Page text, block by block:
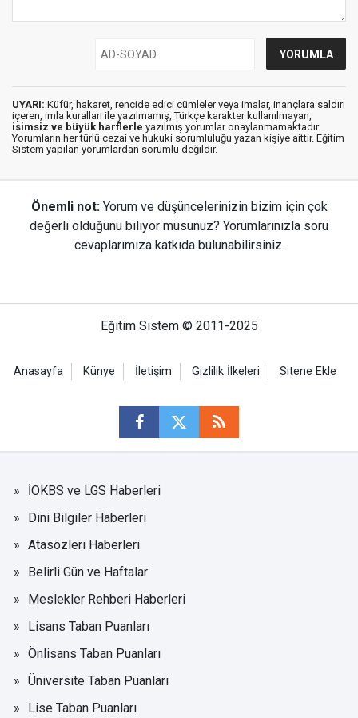
UYARI: Küfür, hakaret, rencide edici cümleler veya imalar, inançlara saldırı
içeren, imla kuralları ile yazılmamış, Türkçe karakter kullanılmayan,
isimsiz ve büyük harflerle yazılmış yorumlar onaylanmamaktadır.
Yorumların her türlü cezai ve hukuki sorumluluğu yazan kişiye aittir. Eğitim
Sistem yapılan yorumlardan sorumlu değildir.
Önemli not: Yorum ve düşüncelerinizin bizim için çok
değerli olduğunu biliyor musunuz? Yorumlarınızla soru
cevaplarımıza katkıda bulunabilirsiniz.
Eğitim Sistem © 2011-2025
Anasayfa Künye İletişim Gizlilik İlkeleri Sitene Ekle
İOKBS ve LGS Haberleri
Dini Bilgiler Haberleri
Atasözleri Haberleri
Belirli Gün ve Haftalar
Meslekler Rehberi Haberleri
Lisans Taban Puanları
Önlisans Taban Puanları
Üniversite Taban Puanları
Lise Taban Puanları